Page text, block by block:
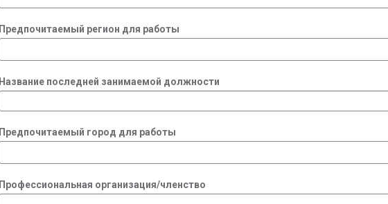
Предпочитаемый регион для работы
Название последней занимаемой должности
Предпочитаемый город для работы
Профессиональная организация/членство